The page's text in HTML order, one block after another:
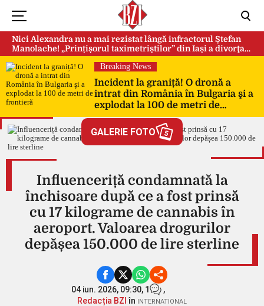
Nici Alexandra nu a mai rezistat lângă infractorul Ștefan
Manolache! „Prințișorul taximetriștilor” din Iași a divorţat
după doi ani de căsnicie
Breaking News
Incident la graniță! O dronă a
intrat din România în Bulgaria şi a
explodat la 100 de metri de
frontieră
GALERIE FOTO 5
Influenceriță condamnată la
închisoare după ce a fost prinsă
cu 17 kilograme de cannabis în
aeroport. Valoarea drogurilor
depășea 150.000 de lire sterline
04 iun. 2026, 09:30, 1
,
Redacția BZI în INTERNATIONAL